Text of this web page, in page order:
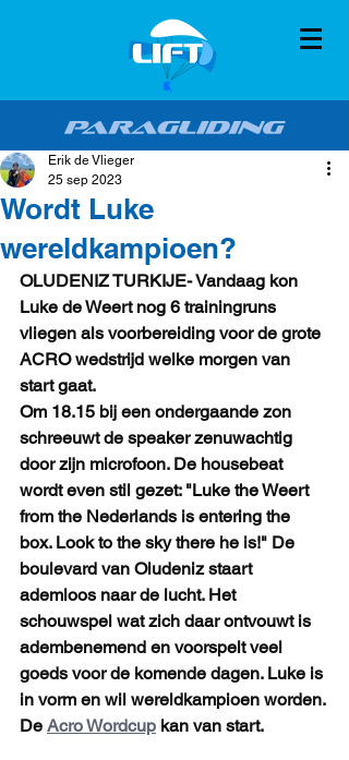
Wordt Luke
wereldkampioen?
Erik de Vlieger
25 sep 2023
OLUDENIZ TURKIJE- Vandaag kon
Luke de Weert nog 6 trainingruns
vliegen als voorbereiding voor de grote
ACRO wedstrijd welke morgen van
start gaat.
Om 18.15 bij een ondergaande zon
schreeuwt de speaker zenuwachtig
door zijn microfoon. De housebeat
wordt even stil gezet: "Luke the Weert
from the Nederlands is entering the
box. Look to the sky there he is!" De
boulevard van Oludeniz staart
ademloos naar de lucht. Het
schouwspel wat zich daar ontvouwt is
adembenemend en voorspelt veel
goeds voor de komende dagen. Luke is
in vorm en wil wereldkampioen worden.
De Acro Wordcup kan van start.